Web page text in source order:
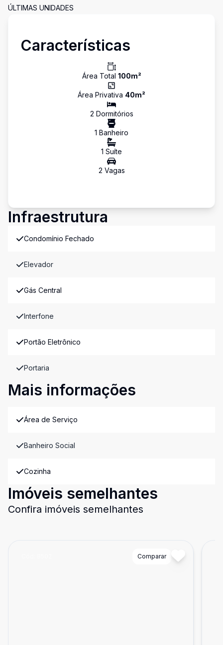
ÚLTIMAS UNIDADES
Características
Área Total 100m²
Área Privativa 40m²
2 Dormitórios
1 Banheiro
1 Suíte
2 Vagas
Infraestrutura
Condomínio Fechado
Elevador
Gás Central
Interfone
Portão Eletrônico
Portaria
Mais informações
Área de Serviço
Banheiro Social
Cozinha
Imóveis semelhantes
Confira imóveis semelhantes
Comparar